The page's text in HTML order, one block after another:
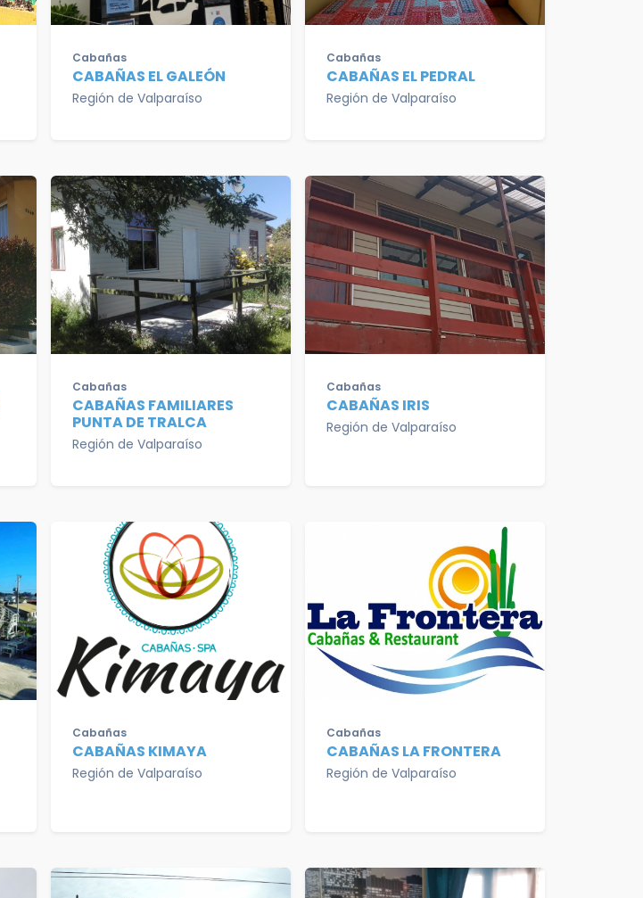
Cabañas
CABAÑAS EL GALEÓN
Región de Valparaíso
Cabañas
CABAÑAS EL PEDRAL
Región de Valparaíso
Cabañas
CABAÑAS FAMILIARES
PUNTA DE TRALCA
Región de Valparaíso
Cabañas
CABAÑAS IRIS
Región de Valparaíso
Cabañas
CABAÑAS KIMAYA
Región de Valparaíso
Cabañas
CABAÑAS LA FRONTERA
Región de Valparaíso